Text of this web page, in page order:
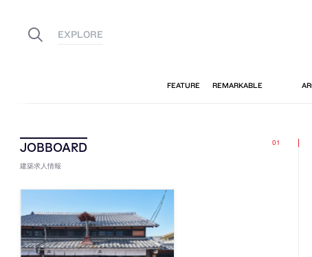
建築求人情報